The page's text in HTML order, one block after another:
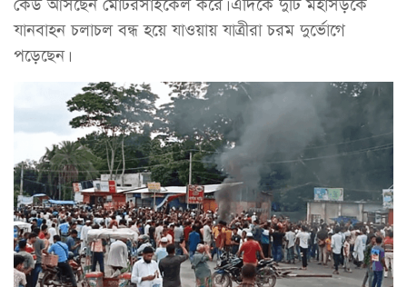
কেউ আসছেন মোটরসাইকেল করে। এদিকে দুটি মহাসড়কে
যানবাহন চলাচল বন্ধ হয়ে যাওয়ায় যাত্রীরা চরম দুর্ভোগে
পড়েছেন।